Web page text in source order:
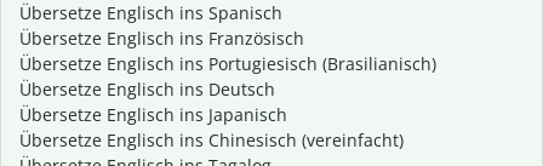
Übersetze Englisch ins Spanisch
Übersetze Englisch ins Französisch
Übersetze Englisch ins Portugiesisch (Brasilianisch)
Übersetze Englisch ins Deutsch
Übersetze Englisch ins Japanisch
Übersetze Englisch ins Chinesisch (vereinfacht)